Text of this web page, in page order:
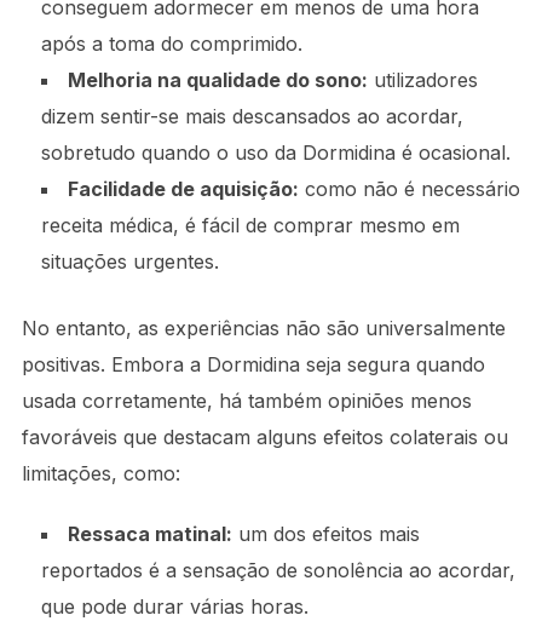
conseguem adormecer em menos de uma hora
após a toma do comprimido.
Melhoria na qualidade do sono: utilizadores
dizem sentir-se mais descansados ao acordar,
sobretudo quando o uso da Dormidina é ocasional.
Facilidade de aquisição: como não é necessário
receita médica, é fácil de comprar mesmo em
situações urgentes.
No entanto, as experiências não são universalmente
positivas. Embora a Dormidina seja segura quando
usada corretamente, há também opiniões menos
favoráveis que destacam alguns efeitos colaterais ou
limitações, como:
Ressaca matinal: um dos efeitos mais
reportados é a sensação de sonolência ao acordar,
que pode durar várias horas.